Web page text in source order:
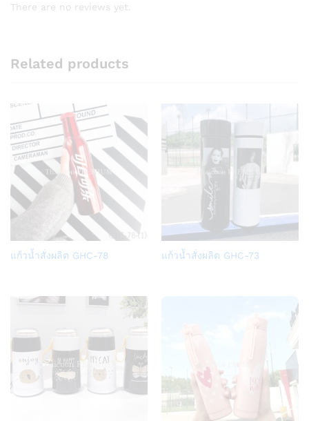
There are no reviews yet.
Related products
Add
list
แก้วน้ำสั่งผลิต GHC-78
Add
แก้วน้ำสั่งผลิต GHC-73